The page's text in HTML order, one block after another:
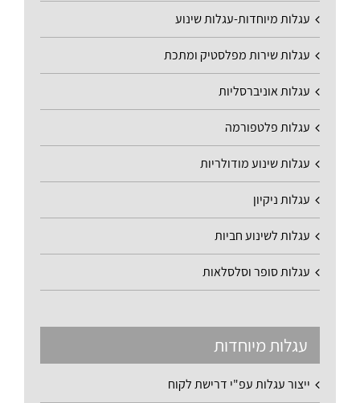
עגלות מיוחדות-עגלות שינוע
עגלות שירות מפלסטיק ומתכת
עגלות אוניברסליות
עגלות פלטפורמה
עגלות שינוע מודולריות
עגלות ניקיון
עגלות לשינוע חביות
עגלות סופר וסלסלאות
עגלות מיוחדות
ייצור עגלות עפ"י דרישת לקוח